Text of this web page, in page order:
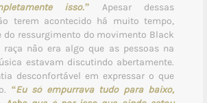
isso.” Apesar dessas
terem acontecido há muito tempo,
do ressurgimento do movimento Black
raça não era algo que as pessoas na
estavam discutindo abertamente.
desconfortável em expressar o que
“Eu só empurrava tudo para baixo,